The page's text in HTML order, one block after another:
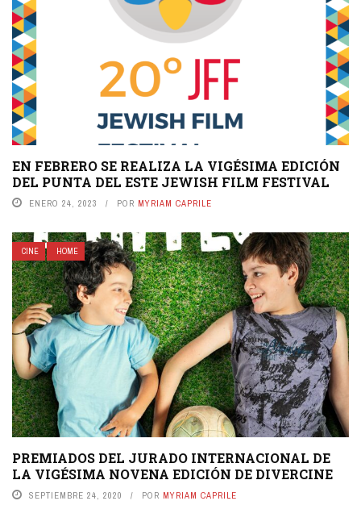
EN FEBRERO SE REALIZA LA VIGÉSIMA EDICIÓN
DEL PUNTA DEL ESTE JEWISH FILM FESTIVAL
ENERO 24, 2023 POR MYRIAM CAPRILE
CINE HOME
PREMIADOS DEL JURADO INTERNACIONAL DE
LA VIGÉSIMA NOVENA EDICIÓN DE DIVERCINE
SEPTIEMBRE 24, 2020 POR MYRIAM CAPRILE